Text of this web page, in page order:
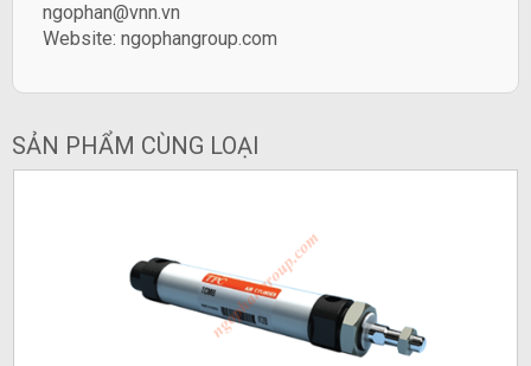
ngophan@vnn.vn
Website: ngophangroup.com
SẢN PHẨM CÙNG LOẠI